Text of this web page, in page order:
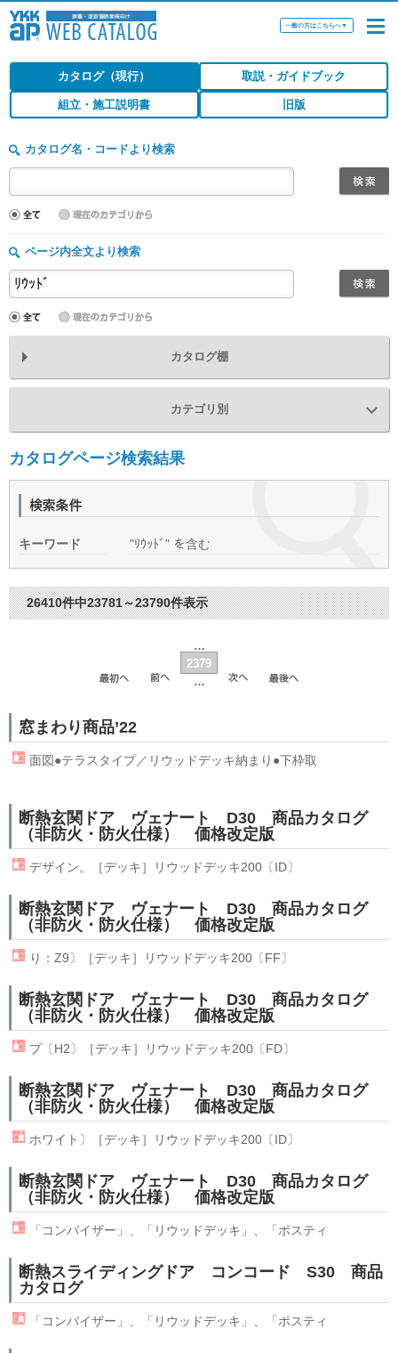
一般の方はこちらへ▼
カタログ（現行） 取説・ガイドブック
組立・施工説明書 旧版
カタログ名・コードより検索
ページ内全文より検索
カタログ棚
カテゴリ別
カタログページ検索結果
キーワード "ﾘｳｯﾄﾞ" を含む
26410件中23781～23790件表示
…
2379
…
窓まわり商品’22
面図●テラスタイプ／ リウッドデッキ納まり●下枠取
断熱玄関ドア ヴェナート D30 商品カタログ
（非防火・防火仕様） 価格改定版
デザイン。［デッキ］ リウッドデッキ200〔ID〕
断熱玄関ドア ヴェナート D30 商品カタログ
（非防火・防火仕様） 価格改定版
り：Z9〕［デッキ］ リウッドデッキ200〔FF〕
断熱玄関ドア ヴェナート D30 商品カタログ
（非防火・防火仕様） 価格改定版
プ〔H2〕［デッキ］ リウッドデッキ200〔FD〕
断熱玄関ドア ヴェナート D30 商品カタログ
（非防火・防火仕様） 価格改定版
ホワイト〕［デッキ］ リウッドデッキ200〔ID〕
断熱玄関ドア ヴェナート D30 商品カタログ
（非防火・防火仕様） 価格改定版
「コンバイザー」、「 リウッドデッキ」、「ポスティ
断熱スライディングドア コンコード S30 商品
カタログ
「コンバイザー」、「 リウッドデッキ」、「ポスティ